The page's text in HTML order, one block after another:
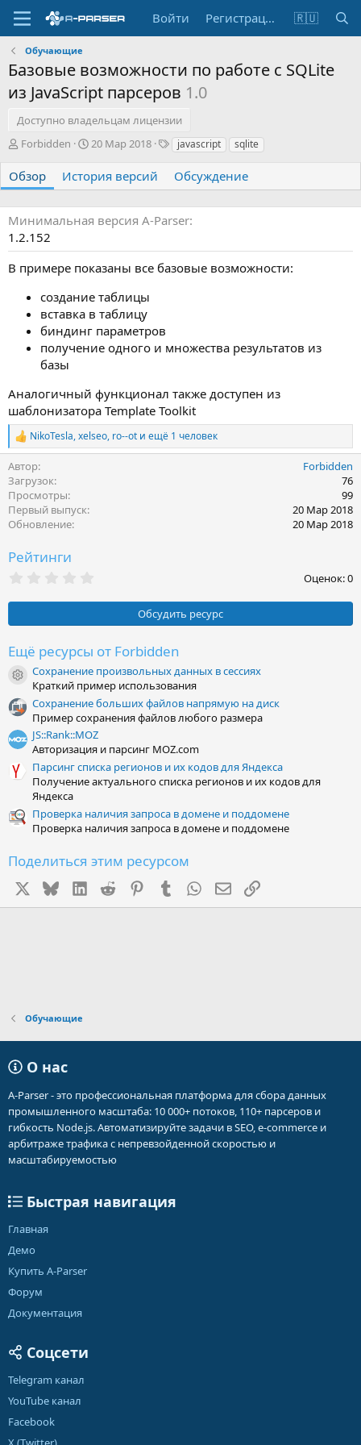
Войти Регистрация 🇷🇺
Обучающие
Базовые возможности по работе с SQLite
из JavaScript парсеров 1.0
Доступно владельцам лицензии
А
т
о
Forbidden
Д
т
а
о
н
я
20 Мар 2018
Т
г
и
javascript sqlite
Обзор История версий Обсуждение
Минимальная версия A-Parser
1.2.152
В примере показаны все базовые возможности:
создание таблицы
вставка в таблицу
биндинг параметров
получение одного и множества результатов из
базы
Аналогичный функционал также доступен из
шаблонизатора Template Toolkit
Р
е
а
к
ц
и
и
:
NikoTesla,xelseo, ro--ot и ещё 1 человек
Автор
Forbidden
Загрузок
76
Просмотры
99
Первый выпуск
20 Мар 2018
Обновление
20 Мар 2018
Рейтинги
0
з
ё
з
д
Оценок: 0
Обсудить ресурс
Ещё ресурсы от Forbidden
Иконка ресурса
Сохранение произвольных данных в сессиях
Краткий пример использования
Сохранение больших файлов напрямую на диск
Пример сохранения файлов любого размера
JS::Rank::MOZ
Авторизация и парсинг MOZ.com
Парсинг списка регионов и их кодов для Яндекса
Получение актуального списка регионов и их кодов для
Яндекса
Проверка наличия запроса в домене и поддомене
Проверка наличия запроса в домене и поддомене
Поделиться этим ресурсом
BlueskyLinkedIn
Reddit PinterestTumblr WhatsApp
Электронная почта
Ссылка
Обучающие
О нас
A-Parser - это профессиональная платформа для сбора данных
промышленного масштаба: 10 000+ потоков, 110+ парсеров и
гибкость Node.js. Автоматизируйте задачи в SEO, e-commerce и
арбитраже трафика с непревзойденной скоростью и
масштабируемостью
Быстрая навигация
Главная
Демо
Купить A-Parser
Форум
Документация
Соцсети
Telegram канал
YouTube канал
Facebook